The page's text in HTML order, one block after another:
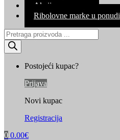
Akcija
Ribolovne marke u ponudi
Products
search
Postojeći kupac?
Prijava
Novi kupac
Registracija
0 0.00€